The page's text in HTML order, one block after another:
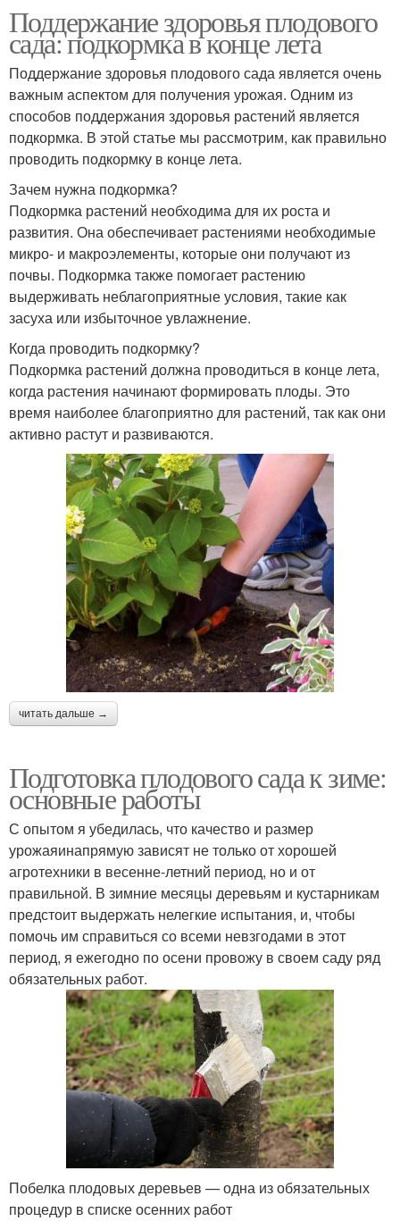
Поддержание здоровья плодового
сада: подкормка в конце лета
Поддержание здоровья плодового сада является очень
важным аспектом для получения урожая. Одним из
способов поддержания здоровья растений является
подкормка. В этой статье мы рассмотрим, как правильно
проводить подкормку в конце лета.
Зачем нужна подкормка?
Подкормка растений необходима для их роста и
развития. Она обеспечивает растениями необходимые
микро- и макроэлементы, которые они получают из
почвы. Подкормка также помогает растению
выдерживать неблагоприятные условия, такие как
засуха или избыточное увлажнение.
Когда проводить подкормку?
Подкормка растений должна проводиться в конце лета,
когда растения начинают формировать плоды. Это
время наиболее благоприятно для растений, так как они
активно растут и развиваются.
читать дальше →
Подготовка плодового сада к зиме:
основные работы
С опытом я убедилась, что качество и размер
урожаяинапрямую зависят не только от хорошей
агротехники в весенне-летний период, но и от
правильной. В зимние месяцы деревьям и кустарникам
предстоит выдержать нелегкие испытания, и, чтобы
помочь им справиться со всеми невзгодами в этот
период, я ежегодно по осени провожу в своем саду ряд
обязательных работ.
Побелка плодовых деревьев — одна из обязательных
процедур в списке осенних работ